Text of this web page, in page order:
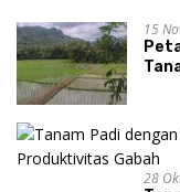
15
28